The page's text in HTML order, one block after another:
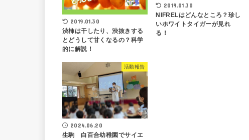
2019.01.30
渋柿は干したり、渋抜きする
とどうして甘くなるの？科学
的に解説！
2019.01.30
NIFRELはどんなところ？珍し
いホワイトタイガーが見れ
る！
活動報告
2024.06.20
生駒 白百合幼稚園でサイエ